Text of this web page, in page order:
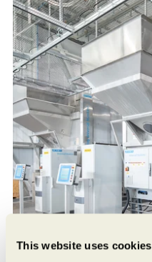
This website uses cookies